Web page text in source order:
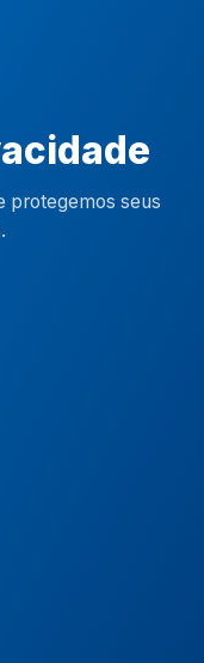
protegemos seus